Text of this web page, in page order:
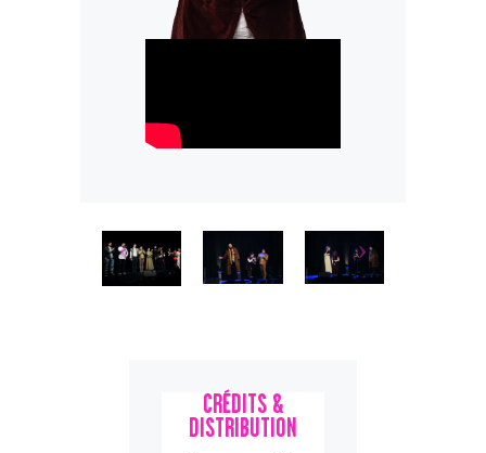
CRÉDITS &
DISTRIBUTION